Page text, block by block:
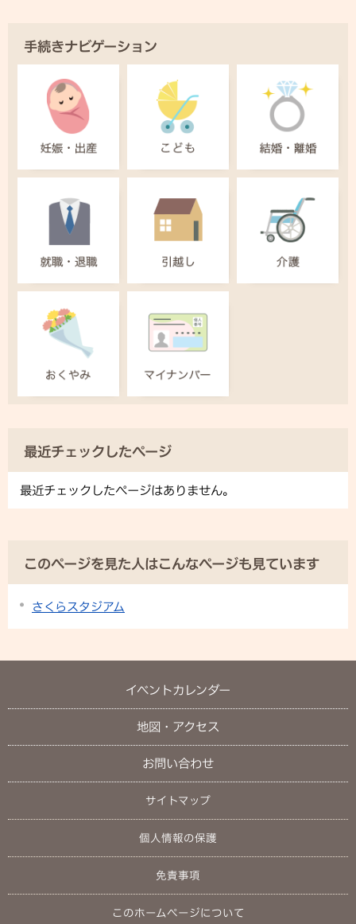
手続きナビゲーション
最近チェックしたページ
最近チェックしたページはありません。
このページを見た人はこんなページも見ています
さくらスタジアム
イベントカレンダー
地図・アクセス
お問い合わせ
サイトマップ
個人情報の保護
免責事項
このホームページについて